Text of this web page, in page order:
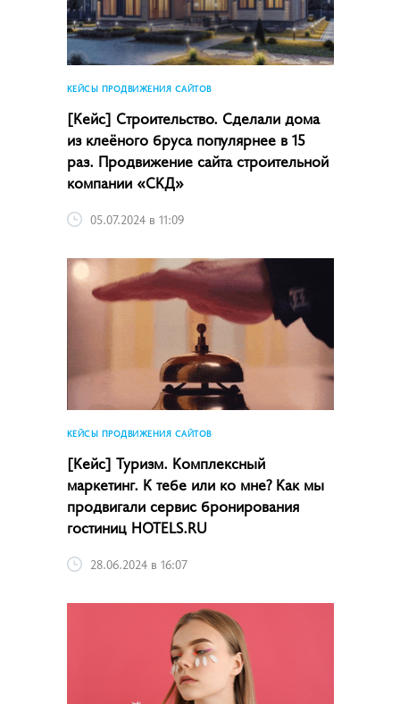
КЕЙСЫ ПРОДВИЖЕНИЯ САЙТОВ
[Кейс] Строительство. Сделали дома
из клеёного бруса популярнее в 15
раз. Продвижение сайта строительной
компании «СКД»
05.07.2024 в 11:09
КЕЙСЫ ПРОДВИЖЕНИЯ САЙТОВ
[Кейс] Туризм. Комплексный
маркетинг. К тебе или ко мне? Как мы
продвигали сервис бронирования
гостиниц HOTELS.RU
28.06.2024 в 16:07